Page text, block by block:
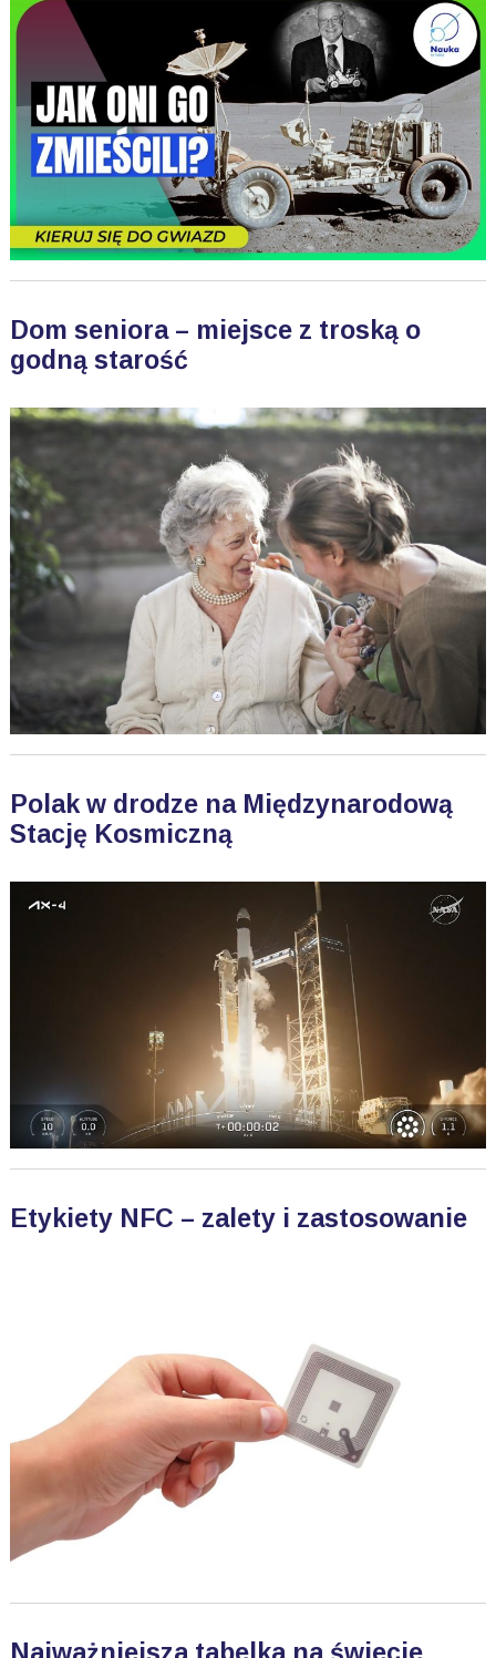
Dom seniora – miejsce z troską o
godną starość
Polak w drodze na Międzynarodową
Stację Kosmiczną
Etykiety NFC – zalety i zastosowanie